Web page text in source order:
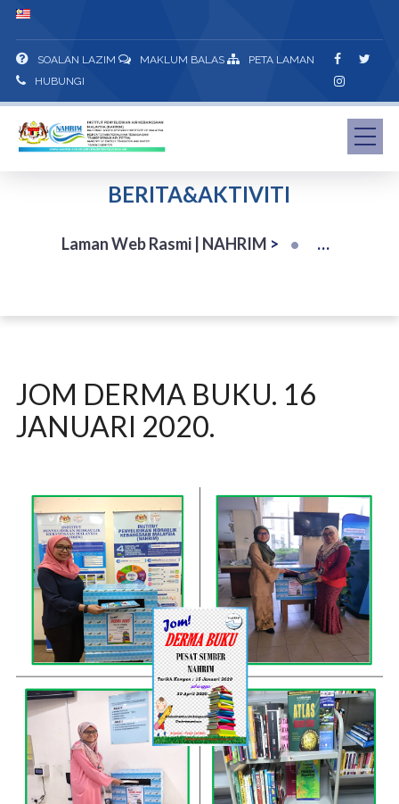
SOALAN LAZIM MAKLUM BALAS
PETA LAMAN
HUBUNGI
BERITA&AKTIVITI
Laman Web Rasmi | NAHRIM >
JOM DERMA BUKU. 16
JANUARI 2020.